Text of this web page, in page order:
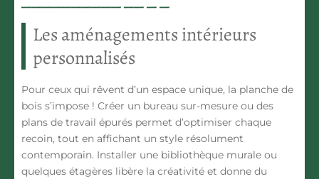
Les aménagements intérieurs
personnalisés
Pour ceux qui rêvent d’un espace unique, la planche de
bois s’impose ! Créer un bureau sur-mesure ou des
plans de travail épurés permet d’optimiser chaque
recoin, tout en affichant un style résolument
contemporain. Installer une bibliothèque murale ou
quelques étagères libère la créativité et donne du